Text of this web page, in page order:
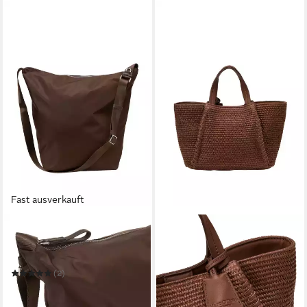
Fast ausverkauft
Umhängetasche aus
recyceltem Material
(2)
106,36 €
-24%
MARC O'POLO
Umhängetasche mit edlen
Echtleder-Details
158,00 €
in 2-3 Werktagen bei dir